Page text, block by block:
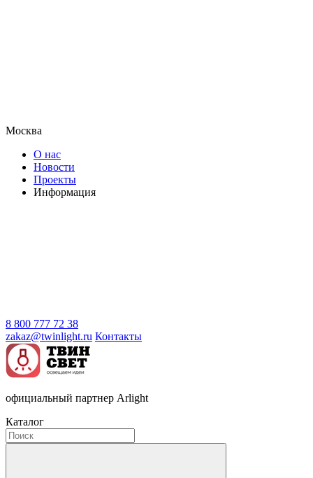
Москва
О нас
Новости
Проекты
Информация
8 800 777 72 38
zakaz@twinlight.ru Контакты
официальный партнер Arlight
Каталог